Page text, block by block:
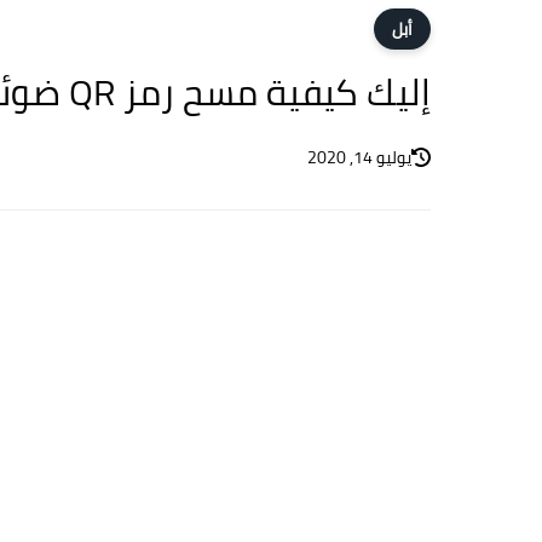
أبل
إليك كيفية مسح رمز QR ضوئيًا على الايفون
يوليو 14, 2020